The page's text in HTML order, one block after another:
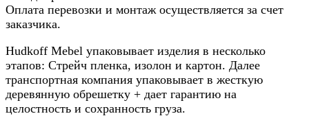
Оплата перевозки и монтаж осуществляется за счет
заказчика.
Hudkoff Mebel упаковывает изделия в несколько
этапов: Стрейч пленка, изолон и картон. Далее
транспортная компания упаковывает в жесткую
деревянную обрешетку + дает гарантию на
целостность и сохранность груза.